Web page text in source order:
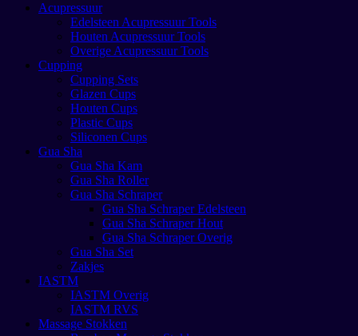
Acupressuur
Edelsteen Acupressuur Tools
Houten Acupressuur Tools
Overige Acupressuur Tools
Cupping
Cupping Sets
Glazen Cups
Houten Cups
Plastic Cups
Siliconen Cups
Gua Sha
Gua Sha Kam
Gua Sha Roller
Gua Sha Schraper
Gua Sha Schraper Edelsteen
Gua Sha Schraper Hout
Gua Sha Schraper Overig
Gua Sha Set
Zakjes
IASTM
IASTM Overig
IASTM RVS
Massage Stokken